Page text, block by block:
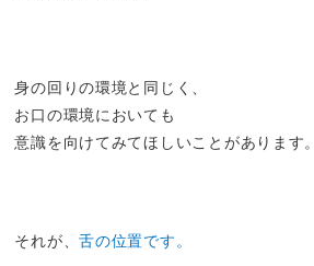
身の回りの環境と同じく、
お口の環境においても
意識を向けてみてほしいことがあります。
それが、舌の位置です。